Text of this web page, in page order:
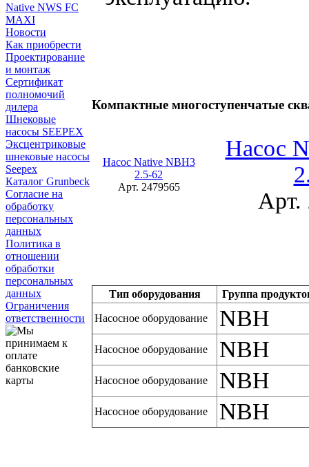
Native NWS FC
MAXI
Новости
Как приобрести
Проектирование
и монтаж
Сертификат
полномочий
дилера
Шнековые
насосы SEEPEX
Эксцентриковые
шнековые насосы
Seepex
Каталог Grunbeck
Согласие на
обработку
персональных
данных
Политика в
отношении
обработки
персональных
данных
Ограничения
ответственности
Компактные многоступенчатые
Насос Native NBH3
2.5-62
Арт. 2479565
Насос
Арт.
Тип оборудования Группа
Насосное оборудование NBH
Насосное оборудование NBH
Насосное оборудование NBH
Насосное оборудование NBH